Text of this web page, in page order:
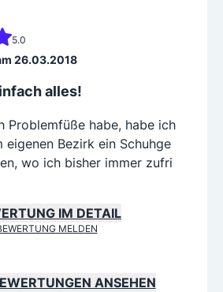
5.0
26.03.2018
alles!
Problemfüße habe, habe ich
eigenen Bezirk ein Schuhge
wo ich bisher immer zufri
IM DETAIL
MELDEN
ANSEHEN